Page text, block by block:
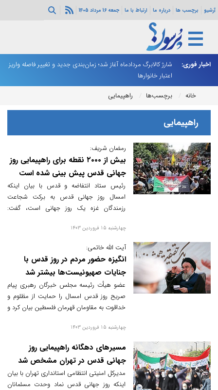
آرشیو برچسب ها درباره ما ارتباط با ما جمعه 16 مرداد 1405
اخبار فوری:
هرمز ادامه
شارژ کالابرگ مردادماه آغاز شد؛ زمان‌بندی جدید و تغییر فاصله واریز
اعتبار خانوارها
خانه
برچسب‌ها راهپیمایی
راهپیمایی
رمضان شریف:
بیش از ۲۰۰۰ نقطه برای راهپیمایی روز
جهانی قدس پیش بینی شده است
رئیس ستاد انتفاضه ‌و قدس با بیان اینکه
امسال روز جهانی قدس به برکت شجاعت
رزمندگان غزه یک روز جهانی است، گفت:
نقطه برگزار می‌شود.
چهارشنبه 15 فروردین 1403
آیت الله خاتمی:
انگیزه حضور مردم در روز قدس با
جنایات صهیونیست‌ها بیشتر شد
عضو هیأت رئیسه مجلس خبرگان رهبری پیام
صریح روز قدس امسال را حمایت از مظلوم و
خداقوت به مقاومان قهرمان فلسطین بیان کرد و
انسانی است و اینجا پای حزب و جناح و گروه
مطرح نیست و فقط حمایت از مظلوم است.
چهارشنبه 15 فروردین 1403
مسیرهای دهگانه راهپیمایی روز
جهانی قدس در تهران مشخص شد
مدیرکل امنیتی انتظامی استانداری تهران با بیان
اینکه روز جهانی قدس نماد وحدت مسلمانان